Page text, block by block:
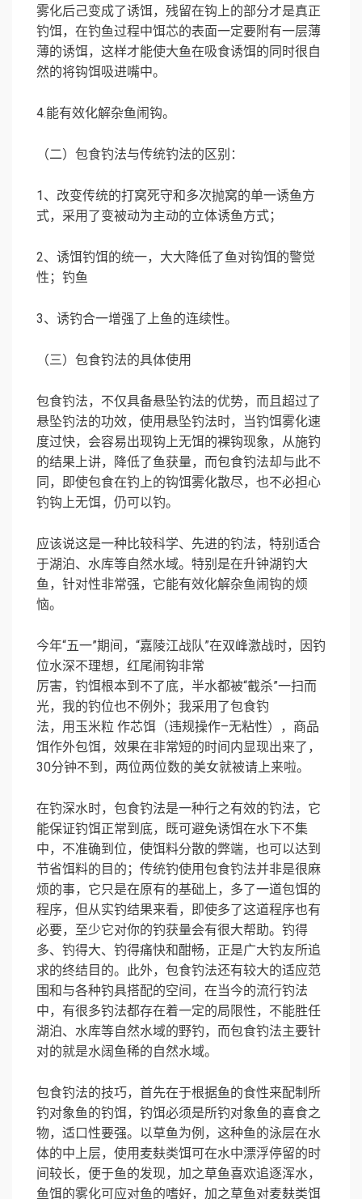
雾化后己变成了诱饵，残留在钩上的部分才是真正
钓饵，在钓鱼过程中饵芯的表面一定要附有一层薄
薄的诱饵，这样才能使大鱼在吸食诱饵的同时很自
然的将钩饵吸进嘴中。
4.能有效化解杂鱼闹钩。
（二）包食钓法与传统钓法的区别：
1、改变传统的打窝死守和多次抛窝的单一诱鱼方
式，采用了变被动为主动的立体诱鱼方式；
2、诱饵钓饵的统一，大大降低了鱼对钩饵的警觉
性；钓鱼
3、诱钓合一增强了上鱼的连续性。
（三）包食钓法的具体使用
包食钓法，不仅具备悬坠钓法的优势，而且超过了
悬坠钓法的功效，使用悬坠钓法时，当钓饵雾化速
度过快，会容易出现钩上无饵的裸钩现象，从施钓
的结果上讲，降低了鱼获量，而包食钓法却与此不
同，即使包食在钓上的钩饵雾化散尽，也不必担心
钓钩上无饵，仍可以钓。
应该说这是一种比较科学、先进的钓法，特别适合
于湖泊、水库等自然水域。特别是在升钟湖钓大
鱼，针对性非常强，它能有效化解杂鱼闹钩的烦
恼。
今年“五一”期间，“嘉陵江战队”在双峰激战时，因钓
位水深不理想，红尾闹钩非常
厉害，钓饵根本到不了底，半水都被“截杀”一扫而
光，我的钓位也不例外；我采用了包食钓
法，用玉米粒 作芯饵（违规操作–无粘性），商品
饵作外包饵，效果在非常短的时间内显现出来了，
30分钟不到，两位两位数的美女就被请上来啦。
在钓深水时，包食钓法是一种行之有效的钓法，它
能保证钓饵正常到底，既可避免诱饵在水下不集
中，不准确到位，使饵料分散的弊端，也可以达到
节省饵料的目的；传统钓使用包食钓法并非是很麻
烦的事，它只是在原有的基础上，多了一道包饵的
程序，但从实钓结果来看，即使多了这道程序也有
必要，至少它对你的钓获量会有很大帮助。钓得
多、钓得大、钓得痛快和酣畅，正是广大钓友所追
求的终结目的。此外，包食钓法还有较大的适应范
围和与各种钓具搭配的空间，在当今的流行钓法
中，有很多钓法都存在着一定的局限性，不能胜任
湖泊、水库等自然水域的野钓，而包食钓法主要针
对的就是水阔鱼稀的自然水域。
包食钓法的技巧，首先在于根据鱼的食性来配制所
钓对象鱼的钓饵，钓饵必须是所钓对象鱼的喜食之
物，适口性要强。以草鱼为例，这种鱼的泳层在水
体的中上层，使用麦麸类饵可在水中漂浮停留的时
间较长，便于鱼的发现，加之草鱼喜欢追逐浑水，
鱼饵的雾化可应对鱼的嗜好，加之草鱼对麦麸类饵